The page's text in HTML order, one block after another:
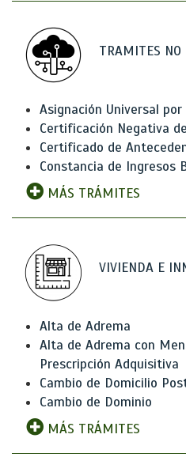
TRAMITES NO
Asignación Universal por
Certificación Negativa de
Certificado de
Constancia de Ingresos
MÁS TRÁMITES
VIVIENDA E
Alta de Adrema
Alta de Adrema con
Prescripción Adquisitiva
Cambio de Domicilio
Cambio de Dominio
MÁS TRÁMITES